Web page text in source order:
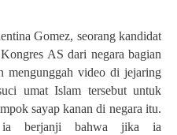
Gomez, seorang kandidat
AS dari negara bagian
mengunggah video di jejaring
umat Islam tersebut untuk
sayap kanan di negara itu.
ia berjanji bahwa jika ia